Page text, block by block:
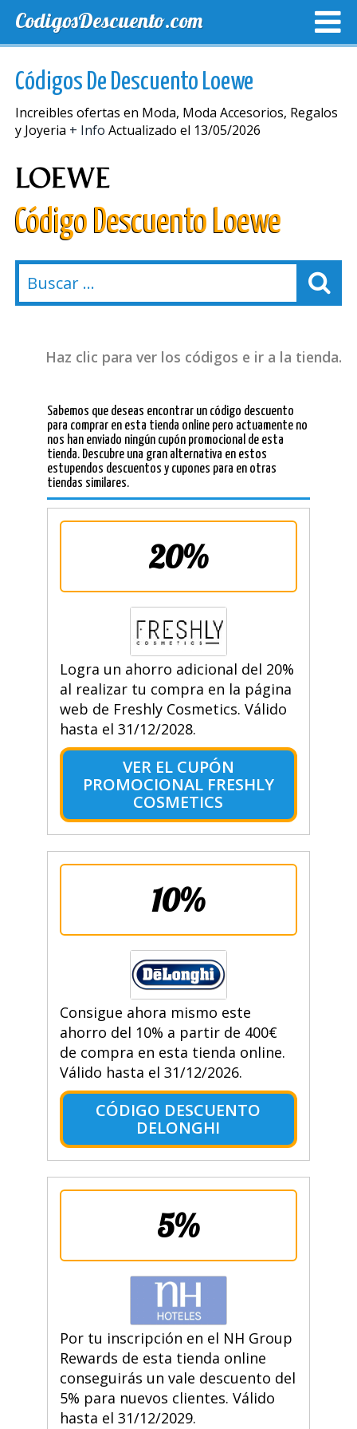
CodigosDescuento.com
Códigos De Descuento Loewe
Increibles ofertas en Moda, Moda Accesorios, Regalos
y Joyeria + Info Actualizado el 13/05/2026
Código Descuento Loewe
Haz clic para ver los códigos e ir a la tienda.
Sabemos que deseas encontrar un código descuento
para comprar en esta tienda online pero actuamente no
nos han enviado ningún cupón promocional de esta
tienda. Descubre una gran alternativa en estos
estupendos descuentos y cupones para en otras
tiendas similares.
20%
Logra un ahorro adicional del 20%
al realizar tu compra en la página
web de Freshly Cosmetics. Válido
hasta el 31/12/2028.
VER EL CUPÓN
PROMOCIONAL FRESHLY
COSMETICS
10%
Consigue ahora mismo este
ahorro del 10% a partir de 400€
de compra en esta tienda online.
Válido hasta el 31/12/2026.
CÓDIGO DESCUENTO
DELONGHI
5%
Por tu inscripción en el NH Group
Rewards de esta tienda online
conseguirás un vale descuento del
5% para nuevos clientes. Válido
hasta el 31/12/2029.